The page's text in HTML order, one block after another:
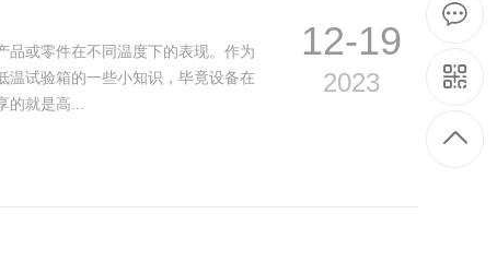
或零件在不同温度下的表现。作为
温试验箱的一些小知识，毕竟设备在
就是高...
12-19
2023